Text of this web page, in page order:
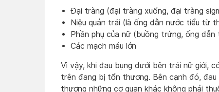
Đại tràng (đại tràng xuống, đại tràng
Niệu quản trái (là ống dẫn nước tiểu từ
Phần phụ của nữ (buồng trứng, ống dẫn
Các mạch máu lớn
Vì vậy, khi đau bụng dưới bên trái nữ giới,
trên đang bị tổn thương. Bên cạnh đó,
thương những cơ quan khác không phải